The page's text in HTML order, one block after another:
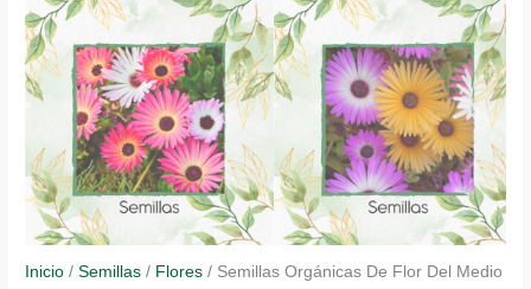
Inicio /Semillas / Flores / Semillas Orgánicas De Flor Del Medio